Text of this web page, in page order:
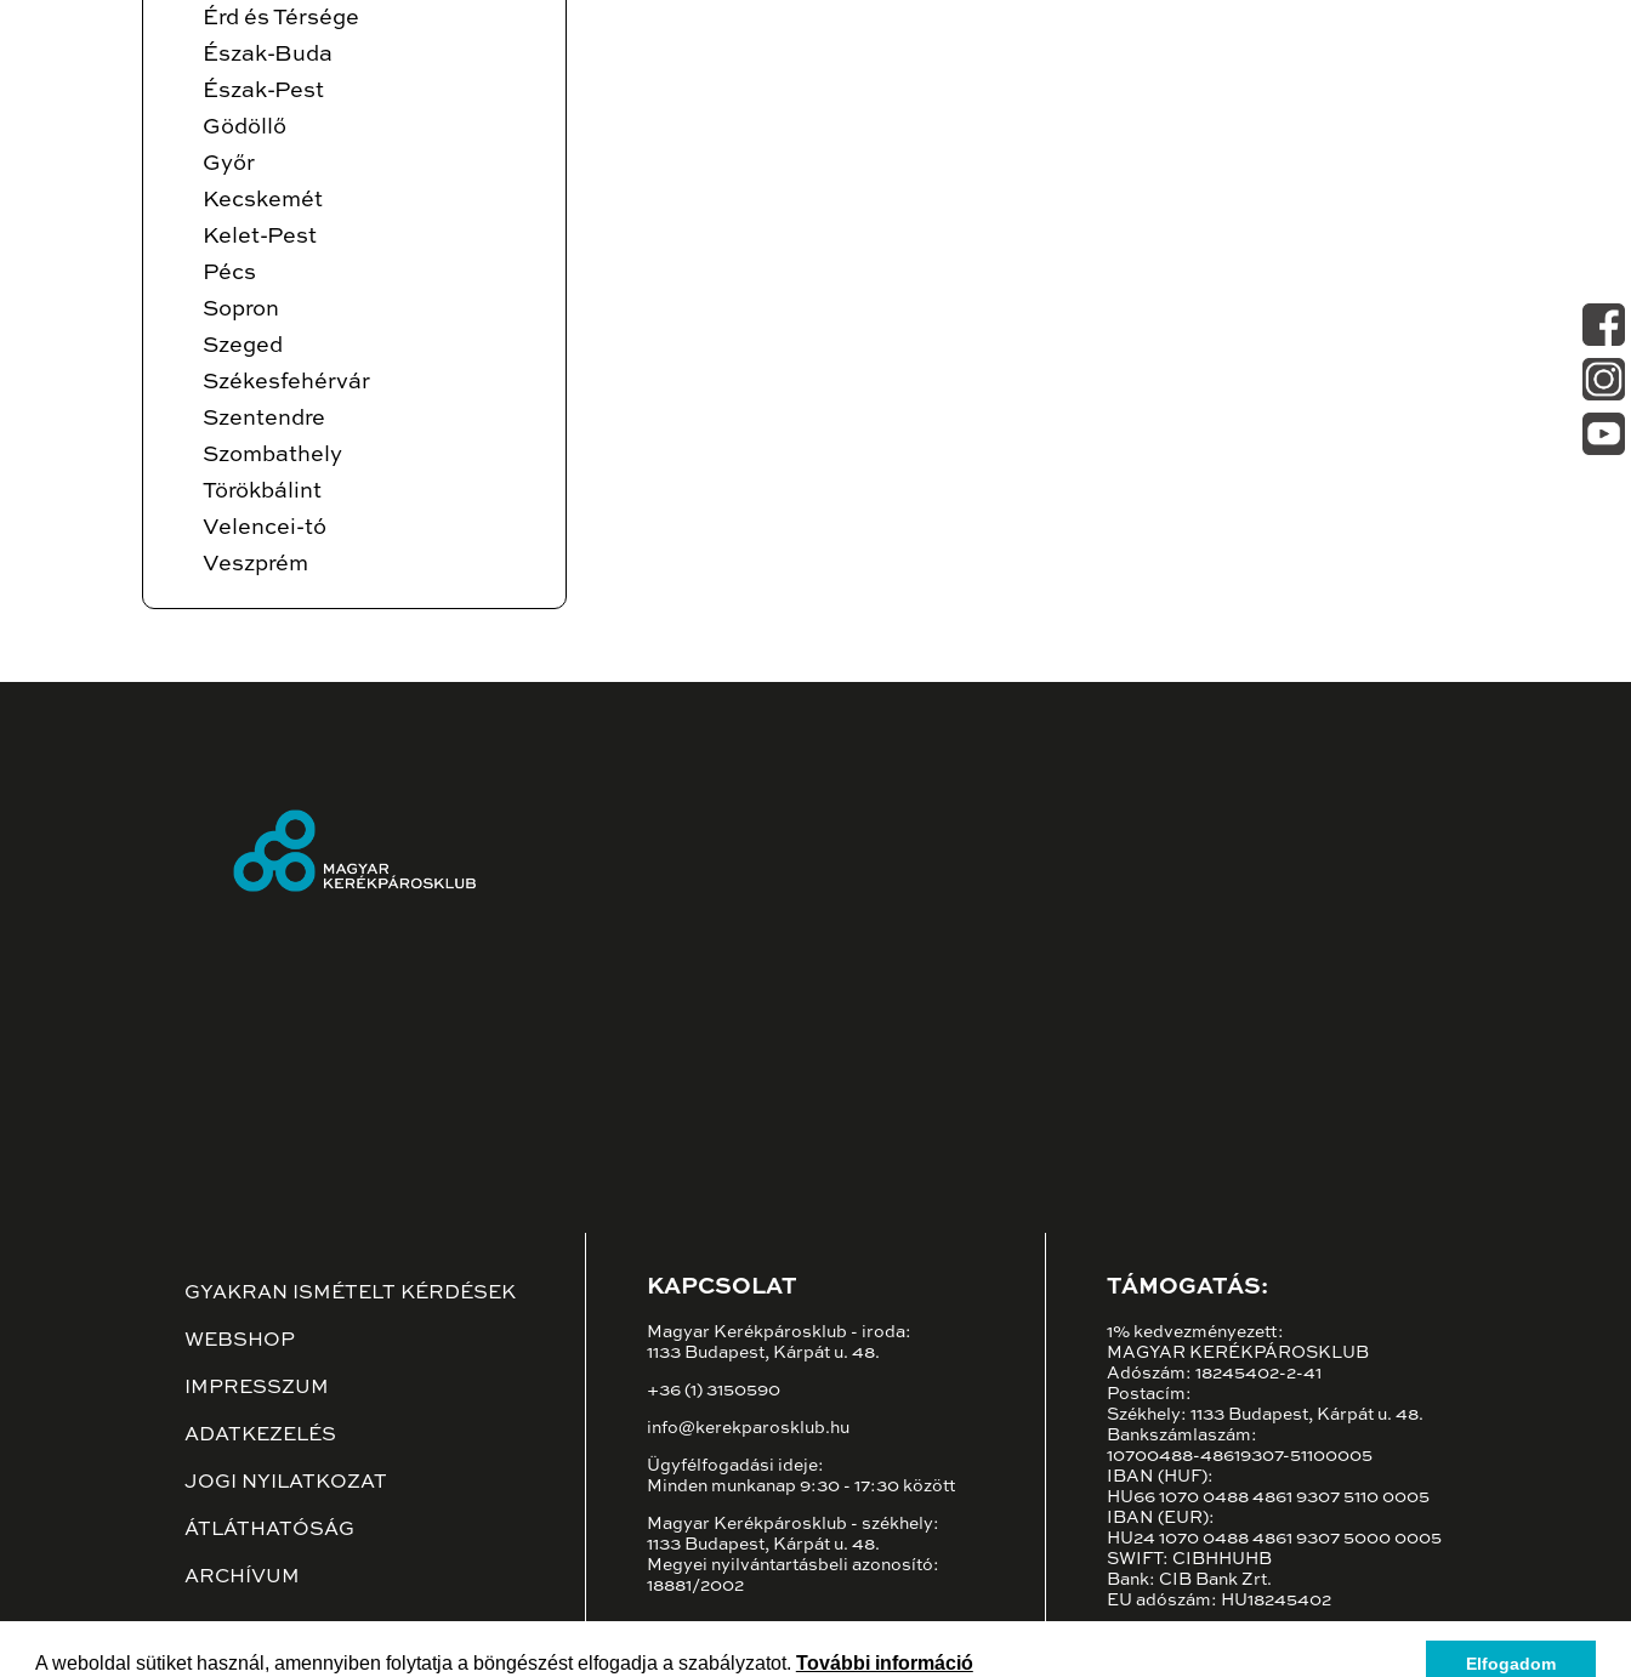
A weboldal sütiket használ, amennyiben folytatja a böngészést elfogadja a szabályzatot. További információ Elfogadom
Érd és Térsége
Észak-Buda
Észak-Pest
Gödöllő
Győr
Kecskemét
Kelet-Pest
Pécs
Sopron
Szeged
Székesfehérvár
Szentendre
Szombathely
Törökbálint
Velencei-tó
Veszprém
GYAKRAN ISMÉTELT KÉRDÉSEK
WEBSHOP
IMPRESSZUM
ADATKEZELÉS
JOGI NYILATKOZAT
ÁTLÁTHATÓSÁG
ARCHÍVUM
KAPCSOLAT
Magyar Kerékpárosklub - iroda:
1133 Budapest, Kárpát u. 48.
+36 (1) 3150590
info@kerekparosklub.hu
Ügyfélfogadási ideje:
Minden munkanap 9:30 - 17:30 között
Magyar Kerékpárosklub - székhely:
1133 Budapest, Kárpát u. 48.
Megyei nyilvántartásbeli azonosító:
18881/2002
TÁMOGATÁS:
1% kedvezményezett:
MAGYAR KERÉKPÁROSKLUB
Adószám: 18245402-2-41
Postacím:
Székhely: 1133 Budapest, Kárpát u. 48.
Bankszámlaszám:
10700488-48619307-51100005
IBAN (HUF):
HU66 1070 0488 4861 9307 5110 0005
IBAN (EUR):
HU24 1070 0488 4861 9307 5000 0005
SWIFT: CIBHHUHB
Bank: CIB Bank Zrt.
EU adószám: HU18245402